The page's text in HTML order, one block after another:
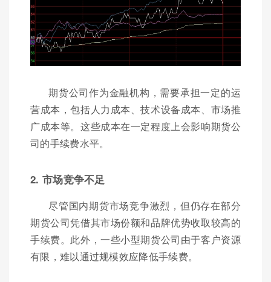
期货公司作为金融机构，需要承担一定的运
营成本，包括人力成本、技术设备成本、市场推
广成本等。这些成本在一定程度上会影响期货公
司的手续费水平。
2. 市场竞争不足
尽管国内期货市场竞争激烈，但仍存在部分
期货公司凭借其市场份额和品牌优势收取较高的
手续费。此外，一些小型期货公司由于客户资源
有限，难以通过规模效应降低手续费。